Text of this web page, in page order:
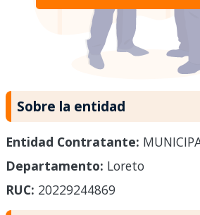
Sobre la entidad
Entidad Contratante:
Departamento: Loreto
RUC: 20229244869